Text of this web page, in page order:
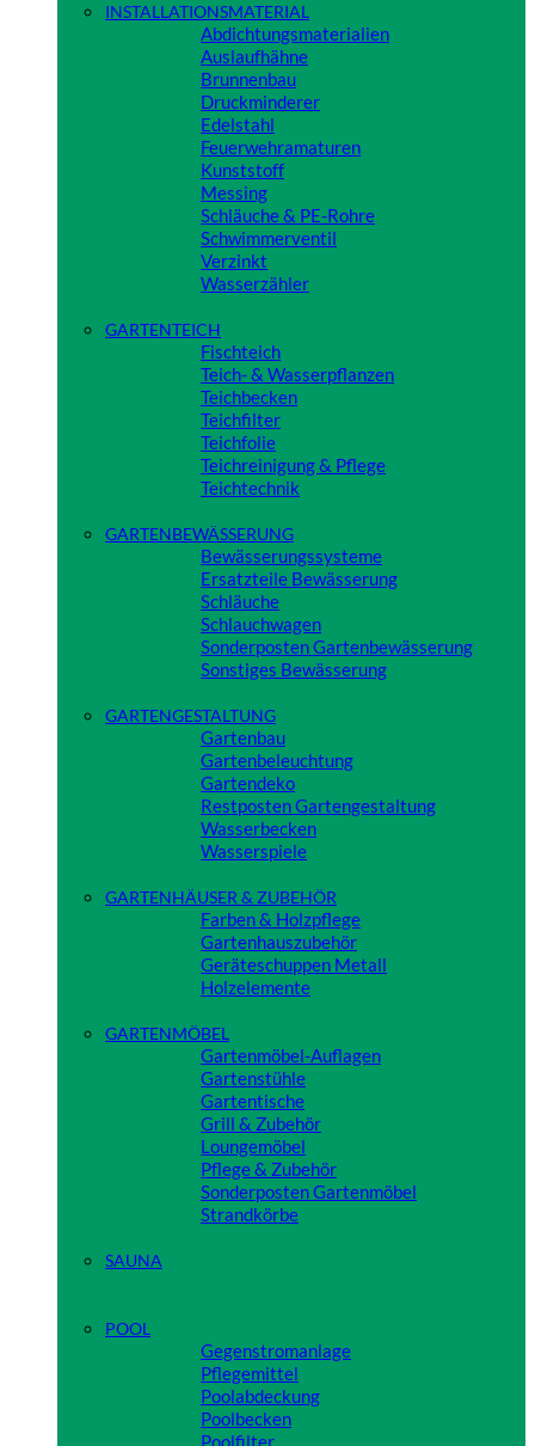
INSTALLATIONSMATERIAL
Abdichtungsmaterialien
Auslaufhähne
Brunnenbau
Druckminderer
Edelstahl
Feuerwehramaturen
Kunststoff
Messing
Schläuche & PE-Rohre
Schwimmerventil
Verzinkt
Wasserzähler
GARTENTEICH
Fischteich
Teich- & Wasserpflanzen
Teichbecken
Teichfilter
Teichfolie
Teichreinigung & Pflege
Teichtechnik
GARTENBEWÄSSERUNG
Bewässerungssysteme
Ersatzteile Bewässerung
Schläuche
Schlauchwagen
Sonderposten Gartenbewässerung
Sonstiges Bewässerung
GARTENGESTALTUNG
Gartenbau
Gartenbeleuchtung
Gartendeko
Restposten Gartengestaltung
Wasserbecken
Wasserspiele
GARTENHÄUSER & ZUBEHÖR
Farben & Holzpflege
Gartenhauszubehör
Geräteschuppen Metall
Holzelemente
GARTENMÖBEL
Gartenmöbel-Auflagen
Gartenstühle
Gartentische
Grill & Zubehör
Loungemöbel
Pflege & Zubehör
Sonderposten Gartenmöbel
Strandkörbe
SAUNA
POOL
Gegenstromanlage
Pflegemittel
Poolabdeckung
Poolbecken
Poolfilter